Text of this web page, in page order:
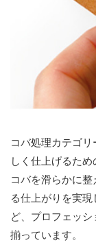
コバ処理カテゴ
しく仕上げるため
コバを滑らかに
る仕上がりを実
ど、プロフェッ
揃っています。